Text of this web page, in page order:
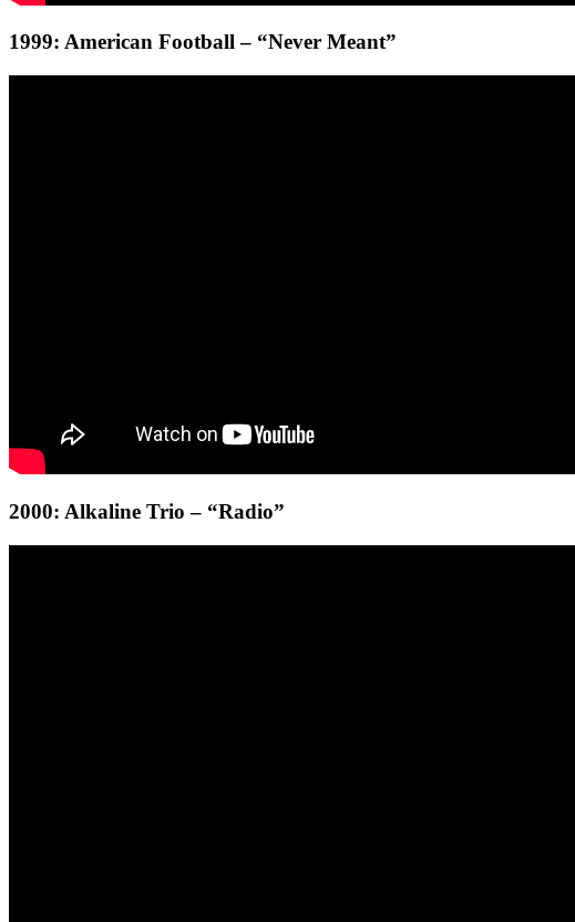
1999: American Football – “Never Meant”
2000: Alkaline Trio – “Radio”